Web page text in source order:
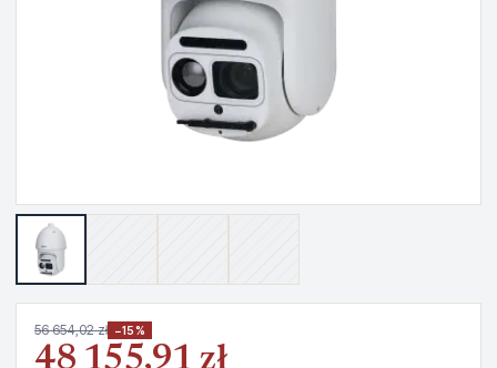
56 654,02 zł −15%
48 155,91 zł